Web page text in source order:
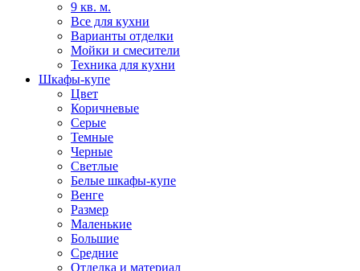
9 кв. м.
Все для кухни
Варианты отделки
Мойки и смесители
Техника для кухни
Шкафы-купе
Цвет
Коричневые
Серые
Темные
Черные
Светлые
Белые шкафы-купе
Венге
Размер
Маленькие
Большие
Средние
Отделка и материал